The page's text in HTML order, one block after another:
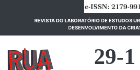
REVISTA DO LABORATÓRIO DE ESTUDOS
DESENVOLVIMENTO DA
29-1